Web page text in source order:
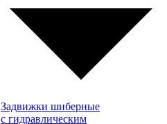
Задвижки шиберные
с гидравлическим